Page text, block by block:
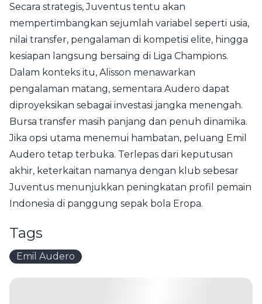
Secara strategis, Juventus tentu akan
mempertimbangkan sejumlah variabel seperti usia,
nilai transfer, pengalaman di kompetisi elite, hingga
kesiapan langsung bersaing di Liga Champions.
Dalam konteks itu, Alisson menawarkan
pengalaman matang, sementara Audero dapat
diproyeksikan sebagai investasi jangka menengah.
Bursa transfer masih panjang dan penuh dinamika.
Jika opsi utama menemui hambatan, peluang Emil
Audero tetap terbuka. Terlepas dari keputusan
akhir, keterkaitan namanya dengan klub sebesar
Juventus menunjukkan peningkatan profil pemain
Indonesia di panggung sepak bola Eropa.
Tags
Emil Audero